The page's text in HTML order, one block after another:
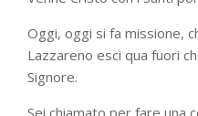
Oggi, oggi si fa missione,
Lazzareno esci qua fuori
Signore.
Sei chiamato per fare una